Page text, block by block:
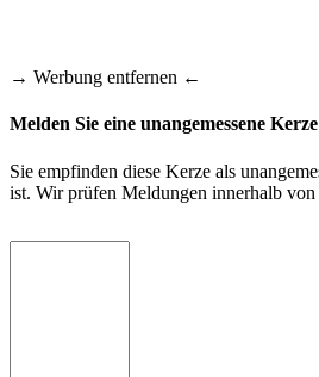
→ Werbung entfernen ←
Melden Sie eine unangemessene Kerze
Sie empfinden diese Kerze als
ist. Wir prüfen Meldungen innerhalb von